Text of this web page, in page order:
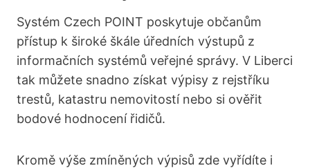
Systém Czech POINT poskytuje občanům
přístup k široké škále úředních výstupů z
informačních systémů veřejné správy. V Liberci
tak můžete snadno získat výpisy z rejstříku
trestů, katastru nemovitostí nebo si ověřit
bodové hodnocení řidičů.
Kromě výše zmíněných výpisů zde vyřídíte i